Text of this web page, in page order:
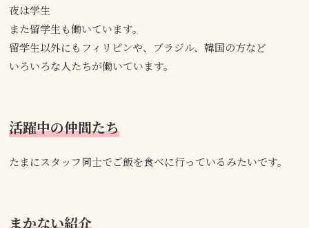
夜は学生
また留学生も働いています。
留学生以外にもフィリピンや、ブラジル、韓国の方など
いろいろな人たちが働いています。
活躍中の仲間たち
たまにスタッフ同士でご飯を食べに行っているみたいです。
まかない紹介